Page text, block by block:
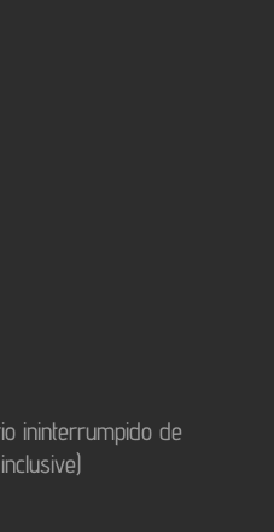
ininterrumpido de